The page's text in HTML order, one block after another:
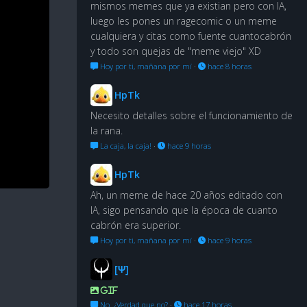
mismos memes que ya existian pero con IA,
luego les pones un ragecomic o un meme
cualquiera y citas como fuente cuantocabrón
y todo son quejas de "meme viejo" XD
Hoy por ti, mañana por mí · hace 8 horas
HpTk
Necesito detalles sobre el funcionamiento de
la rana.
La caja, la caja! · hace 9 horas
HpTk
Ah, un meme de hace 20 años editado con
IA, sigo pensando que la época de cuanto
cabrón era superior.
Hoy por ti, mañana por mí · hace 9 horas
[Ψ]
GIF
No. ¿Verdad que no? · hace 17 horas